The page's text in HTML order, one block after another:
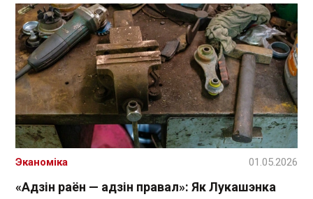
«Адзін раён — адзін правал»: Як Лукашэнка
Эканоміка 01.05.2026